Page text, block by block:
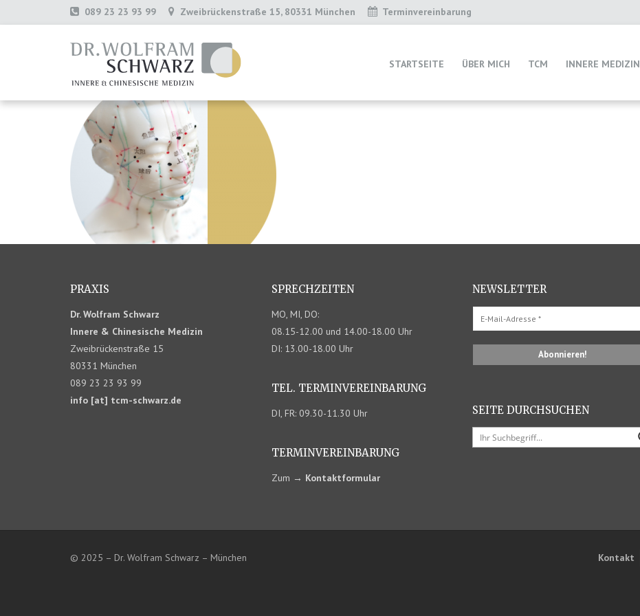
089 23 23 93 99 Zweibrückenstraße 15, 80331 München Terminvereinbarung
STARTSEITE ÜBER MICH TCM INNERE MEDIZIN
PRAXIS
Dr. Wolfram Schwarz
Innere & Chinesische Medizin
Zweibrückenstraße 15
80331 München
089 23 23 93 99
info [at] tcm-schwarz.de
SPRECHZEITEN
MO, MI, DO:
08.15-12.00 und 14.00-18.00 Uhr
DI: 13.00-18.00 Uhr
TEL. TERMIN­VEREINBARUNG
DI, FR: 09.30-11.30 Uhr
TERMIN­VEREINBARUNG
Zum → Kontaktformular
NEWSLETTER
SEITE DURCHSUCHEN
© 2025 – Dr. Wolfram Schwarz – München Kontakt